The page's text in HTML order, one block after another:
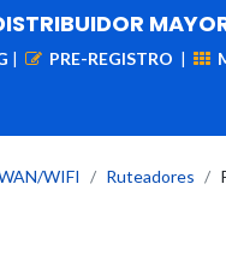
| PRE-REGISTRO |
WIFI Ruteadores